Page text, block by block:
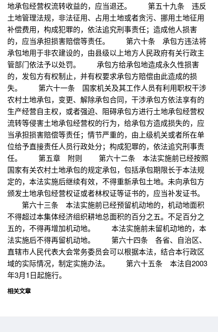
地承包经营权流转收益的，应当退还。 第五十九条 违反
土地管理法规，非法征用、占用土地或者贪污、挪用土地征用
补偿费用，构成犯罪的，依法追究刑事责任；造成他人损害
的，应当承担损害赔偿等责任。 第六十条 承包方违法将
承包地用于非农建设的，由县级以上地方人民政府有关行政主
管部门依法予以处罚。 承包方给承包地造成永久性损害
的，发包方有权制止，并有权要求承包方赔偿由此造成的损
失。 第六十一条 国家机关及其工作人员有利用职权干涉
农村土地承包，变更、解除承包合同，干涉承包方依法享有的
生产经营自主权，或者强迫、阻碍承包方进行土地承包经营权
流转等侵害土地承包经营权的行为，给承包方造成损失的，应
当承担损害赔偿等责任；情节严重的，由上级机关或者所在单
位给予直接责任人员行政处分；构成犯罪的，依法追究刑事责
任。 第五章 附则 第六十二条 本法实施前已经按照
国家有关农村土地承包的规定承包，包括承包期限长于本法规
定的，本法实施后继续有效，不得重新承包土地。未向承包方
颁发土地承包经营权证或者林权证等证书的，应当补发证书。
第六十三条 本法实施前已经预留机动地的，机动地面积
不得超过本集体经济组织耕地总面积的百分之五。不足百分之
五的，不得再增加机动地。 本法实施前未留机动地的，本
法实施后不得再留机动地。 第六十四条 各省、自治区、
直辖市人民代表大会常务委员会可以根据本法，结合本行政区
域的实际情况，制定实施办法。 第六十五条 本法自2003
年3月1日起施行。
相关文章